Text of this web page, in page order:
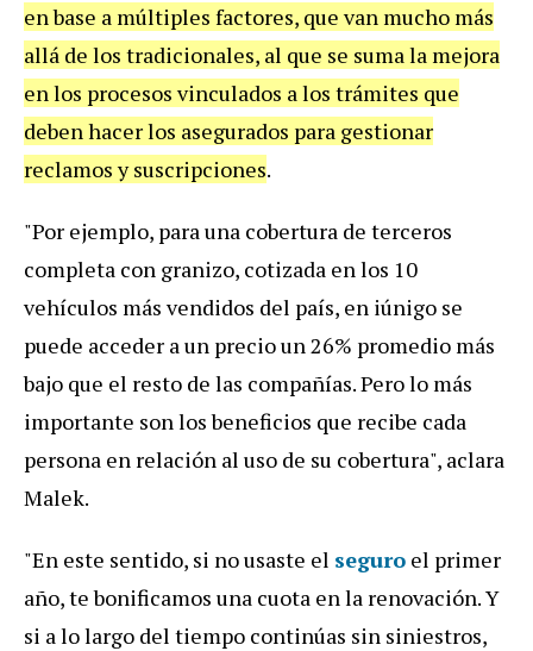
en base a múltiples factores, que van mucho más
allá de los tradicionales, al que se suma la mejora
en los procesos vinculados a los trámites que
deben hacer los asegurados para gestionar
reclamos y suscripciones.
"Por ejemplo, para una cobertura de terceros
completa con granizo, cotizada en los 10
vehículos más vendidos del país, en iúnigo se
puede acceder a un precio un 26% promedio más
bajo que el resto de las compañías. Pero lo más
importante son los beneficios que recibe cada
persona en relación al uso de su cobertura", aclara
Malek.
"En este sentido, si no usaste el seguro el primer
año, te bonificamos una cuota en la renovación. Y
si a lo largo del tiempo continúas sin siniestros,